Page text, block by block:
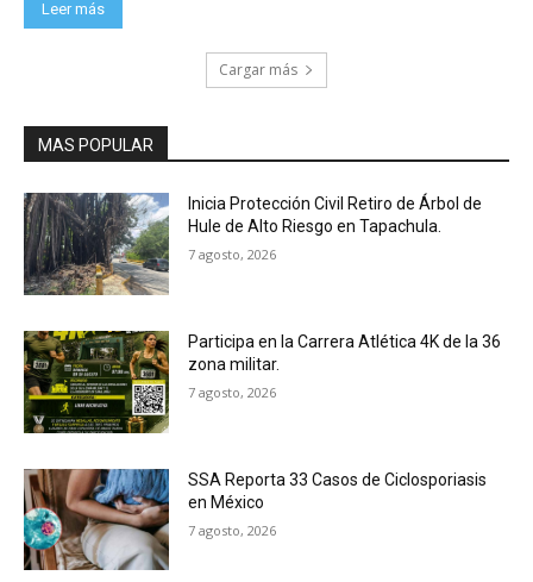
Leer más
Cargar más
MAS POPULAR
Inicia Protección Civil Retiro de Árbol de
Hule de Alto Riesgo en Tapachula.
7 agosto, 2026
Participa en la Carrera Atlética 4K de la 36
zona militar.
7 agosto, 2026
SSA Reporta 33 Casos de Ciclosporiasis
en México
7 agosto, 2026